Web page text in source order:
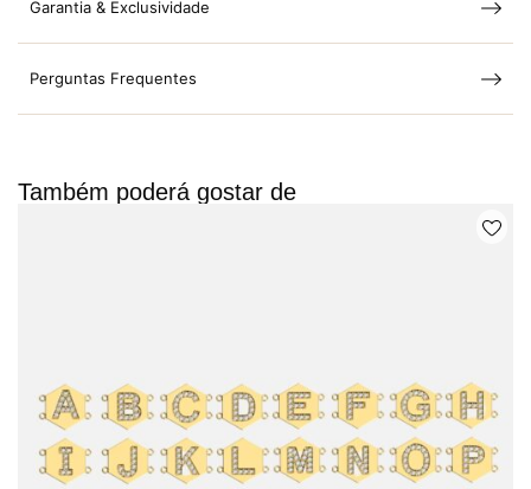
Garantia & Exclusividade
Perguntas Frequentes
Também poderá gostar de